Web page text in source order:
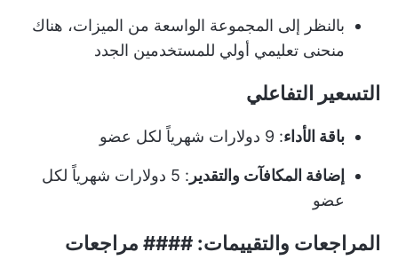
بالنظر إلى المجموعة الواسعة من الميزات، هناك
منحنى تعليمي أولي للمستخدمين الجدد
التسعير التفاعلي
باقة الأداء: 9 دولارات شهرياً لكل عضو
إضافة المكافآت والتقدير
: 5 دولارات شهرياً لكل
عضو
المراجعات والتقييمات: #### مراجعات